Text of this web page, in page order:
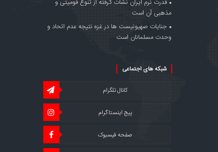
قدرت نرم ایران نشات گرفته از تنوع قومیتی و
مذهبی آن است
جنایات صهیونیست ها در غزه نتیجه عدم اتحاد و
وحدت مسلمانان است
شبکه های اجتماعی
کانال تلگرام
پیج اینستاگرام
صفحه فیسبوک